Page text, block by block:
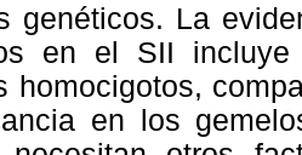
genéticos. La
en el SII
homocigotos,
en los